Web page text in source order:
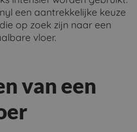
een aantrekkelijke keuze
op zoek zijn naar een
vloer.
van een